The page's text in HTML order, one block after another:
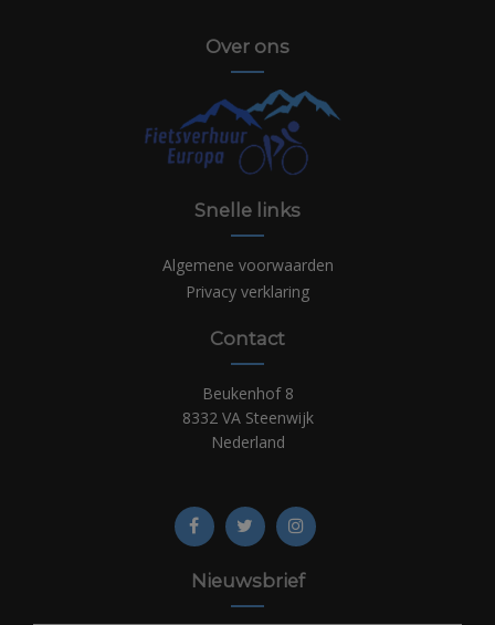
Over ons
Snelle links
Algemene voorwaarden
Privacy verklaring
Contact
Beukenhof 8
8332 VA Steenwijk
Nederland
Nieuwsbrief